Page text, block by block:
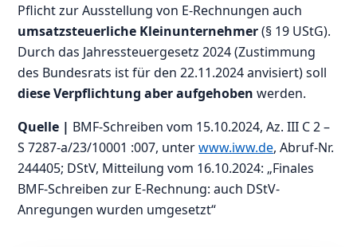
Pflicht zur Ausstellung von E-Rechnungen auch
umsatzsteuerliche Kleinunternehmer(§ 19 UStG).
Durch das Jahressteuergesetz 2024 (Zustimmung
des Bundesrats ist für den 22.11.2024 anvisiert) soll
diese Verpflichtung aber aufgehoben werden.
Quelle | BMF-Schreiben vom 15.10.2024, Az. III C 2 –
S 7287-a/23/10001 :007, unterwww.iww.de, Abruf-Nr.
244405; DStV, Mitteilung vom 16.10.2024: „Finales
BMF-Schreiben zur E-Rechnung: auch DStV-
Anregungen wurden umgesetzt“